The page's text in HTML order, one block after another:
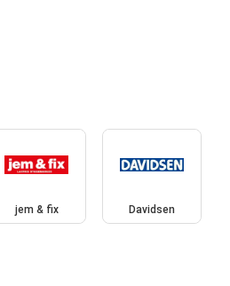
jem & fix Davidsen